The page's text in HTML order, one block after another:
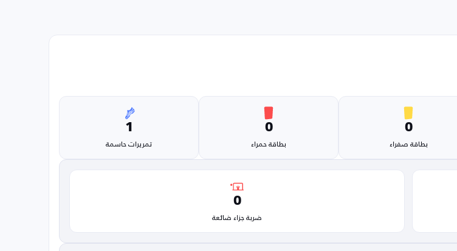
0
بطاقة صفراء
0
بطاقة حمراء
1
تمريرات حاسمة
0
ضربة جزاء ضائعة